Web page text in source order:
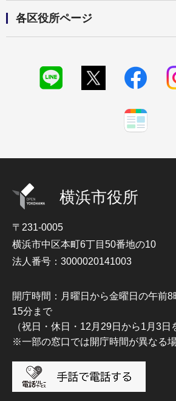
各区役所ページ
横浜市役所
〒231-0005
横浜市中区本町6丁目50番地の10
法人番号：3000020141003
開庁時間：月曜日から金曜日の午前
15分まで
（祝日・休日・12月29日から1月3日
※一部の窓口では開庁時間が異なる